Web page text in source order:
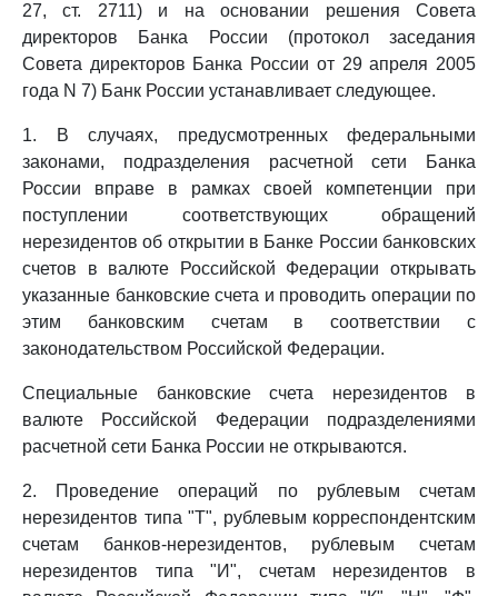
27, ст. 2711) и на основании решения Совета
директоров Банка России (протокол заседания
Совета директоров Банка России от 29 апреля 2005
года N 7) Банк России устанавливает следующее.
1. В случаях, предусмотренных федеральными
законами, подразделения расчетной сети Банка
России вправе в рамках своей компетенции при
поступлении соответствующих обращений
нерезидентов об открытии в Банке России банковских
счетов в валюте Российской Федерации открывать
указанные банковские счета и проводить операции по
этим банковским счетам в соответствии с
законодательством Российской Федерации.
Специальные банковские счета нерезидентов в
валюте Российской Федерации подразделениями
расчетной сети Банка России не открываются.
2. Проведение операций по рублевым счетам
нерезидентов типа "Т", рублевым корреспондентским
счетам банков-нерезидентов, рублевым счетам
нерезидентов типа "И", счетам нерезидентов в